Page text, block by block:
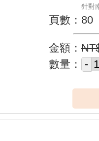
針對
頁數：80
金額：
數量：